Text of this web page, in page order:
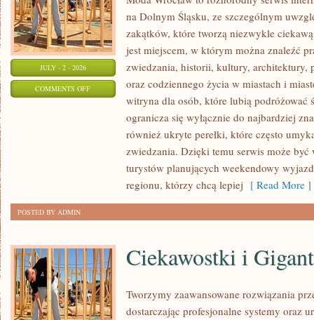
JULY - 2 - 2026
COMMENTS OFFON
na Dolnym Śląsku, ze szczególnym
zakątków, które tworzą niezwykle
jest miejscem, w którym można znaleźć
zwiedzania, historii, kultury, architektury,
oraz codziennego życia w miastach i
witryna dla osób, które lubią podróżować
ogranicza się wyłącznie do najbardziej
również ukryte perełki, które często
zwiedzania. Dzięki temu serwis może
turystów planujących weekendowy
regionu, którzy chcą lepiej [ Read More ]
POSTED BY ADMIN
Ciekawostki i
Tworzymy zaawansowane rozwiązania
dostarczając profesjonalne systemy oraz